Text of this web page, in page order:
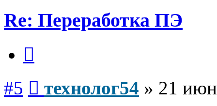
Re: Переработка ПЭ
#5 технолог54 » 21